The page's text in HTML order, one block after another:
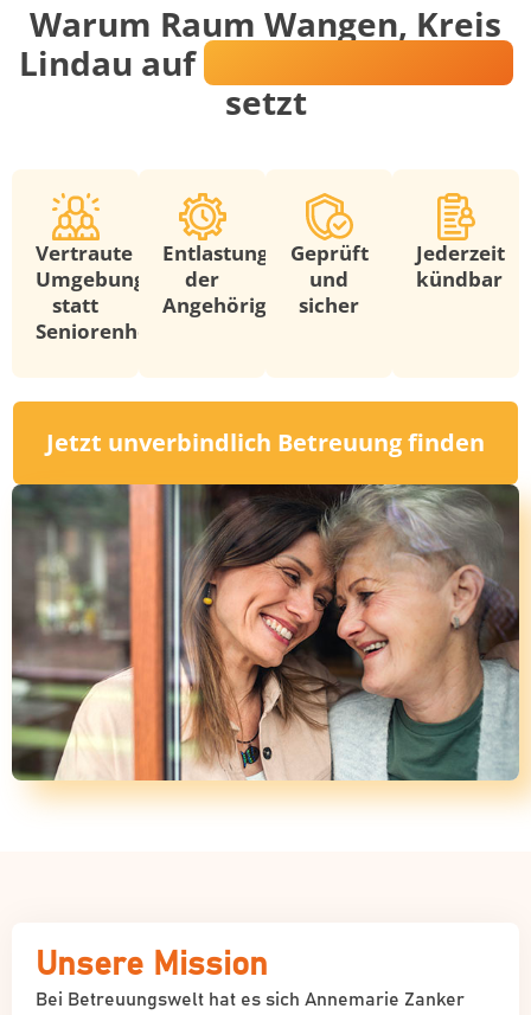
Warum Raum Wangen, Kreis
Lindau aufAnnemarie Zanker
setzt
Vertraute
Umgebung
statt
Seniorenheim
Entlastung
der
Angehörigen
Geprüft
und
sicher
Jederzeit
kündbar
Jetzt unverbindlich Betreuung finden
Unsere Mission
Bei Betreuungswelt hat es sich Annemarie Zanker